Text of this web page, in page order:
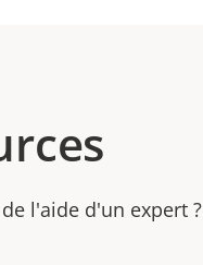
l'aide d'un expert ?